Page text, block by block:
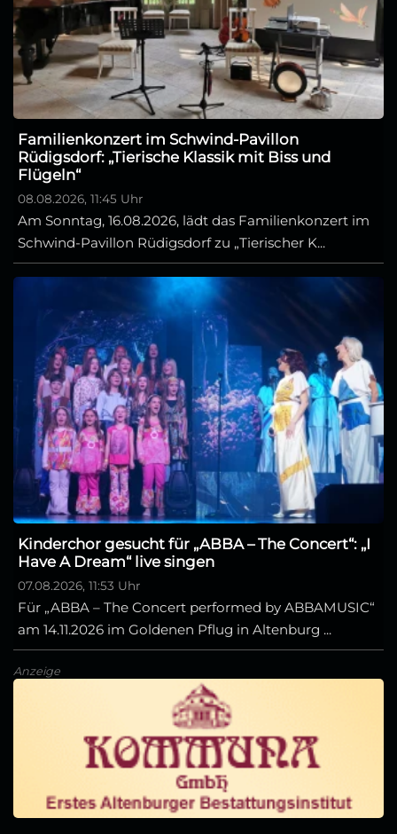
Familienkonzert im Schwind-Pavillon
Rüdigsdorf: „Tierische Klassik mit Biss und
Flügeln“
08.08.2026, 11:45 Uhr
Am Sonntag, 16.08.2026, lädt das Familienkonzert im
Schwind-Pavillon Rüdigsdorf zu „Tierischer K...
Kinderchor gesucht für „ABBA – The Concert“: „I
Have A Dream“ live singen
07.08.2026, 11:53 Uhr
Für „ABBA – The Concert performed by ABBAMUSIC“
am 14.11.2026 im Goldenen Pflug in Altenburg ...
Anzeige